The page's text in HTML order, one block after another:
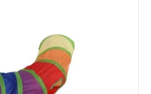
Add to compare
Add to wishlist